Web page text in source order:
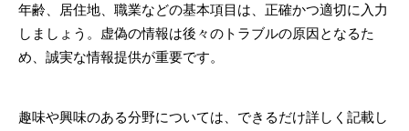
年齢、居住地、職業などの基本項目は、正確かつ適切に入力
しましょう。虚偽の情報は後々のトラブルの原因となるた
め、誠実な情報提供が重要です。
趣味や興味のある分野については、できるだけ詳しく記載し